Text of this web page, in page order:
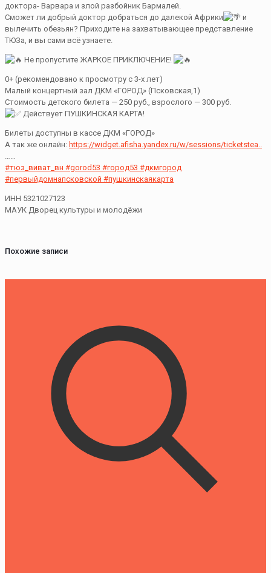
доктора- Варвара и злой разбойник Бармалей.
Сможет ли добрый доктор добраться до далекой Африки
и
вылечить обезьян? Приходите на захватывающее представление
ТЮЗа, и вы сами всё узнаете.
Не пропустите ЖАРКОЕ ПРИКЛЮЧЕНИЕ!
0+ (рекомендовано к просмотру с 3-х лет)
Малый концертный зал ДКМ «ГОРОД» (Псковская,1)
Стоимость детского билета — 250 руб., взрослого — 300 руб.
Действует ПУШКИНСКАЯ КАРТА!
Билеты доступны в кассе ДКМ «ГОРОД»
А так же онлайн: https://widget.afisha.yandex.ru/w/sessions/ticketstea..
……
#тюз_виват_вн #gorod53 #город53 #дкмгород
#первыйдомнапсковской #пушкинскаякарта
ИНН 5321027123
МАУК Дворец культуры и молодёжи
Похожие записи